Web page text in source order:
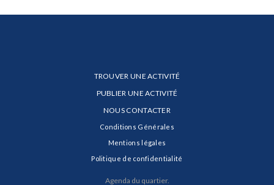
TROUVER UNE ACTIVITÉ
PUBLIER UNE ACTIVITÉ
NOUS CONTACTER
Conditions Générales
Mentions légales
Politique de confidentialité
Agenda du quartier.